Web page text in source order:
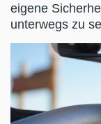
eigene
unterwegs zu